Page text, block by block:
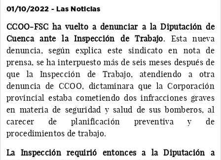
01/10/2022 - Las Noticias
CCOO-FSC ha vuelto a denunciar a la Diputación de
Cuenca ante la Inspección de Trabajo. Esta nueva
denuncia, según explica este sindicato en nota de
prensa, se ha interpuesto más de seis meses después de
que la Inspección de Trabajo, atendiendo a otra
denuncia de CCOO, dictaminara que la Corporación
provincial estaba cometiendo dos infracciones graves
en materia de seguridad y salud de sus bomberos, al
carecer de planificación preventiva y de
procedimientos de trabajo.
La Inspección requirió entonces a la Diputación a